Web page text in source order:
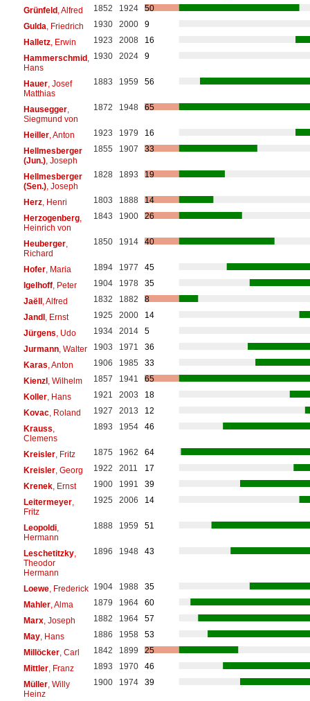
Grünfeld, Alfred 1852 1924
50
Gulda , Friedrich 1930 2000
9
Halletz, Erwin 1923 2008
16
Hammerschmid,
Hans
1930 2024 9
Hauer, Josef
Matthias
1883 1959 56
Hausegger,
Siegmund von
1872 1948 65
Heiller, Anton 1923 1979
16
Hellmesberger
(Jun.), Joseph
1855 1907 33
Hellmesberger
(Sen.), Joseph
1828 1893 19
Herz, Henri 1803 1888
14
Herzogenberg,
Heinrich von
1843 1900 26
Heuberger,
Richard
1850 1914 40
Hofer, Maria 1894 1977
45
Igelhoff, Peter 1904 1978
35
Jaëll, Alfred 1832 1882
8
Jandl, Ernst 1925 2000
14
Jürgens , Udo 1934 2014
5
Jurmann, Walter 1903 1971
36
Karas , Anton 1906 1985
33
Kienzl, Wilhelm 1857 1941
65
Koller, Hans 1921 2003
18
Kovac, Roland 1927 2013
12
Krauss
Clemens
1893 1954 46
Kreisler, Fritz 1875 1962
64
Kreisler, Georg 1922 2011
17
Krenek, Ernst 1900 1991
39
Leitermeyer,
Fritz
1925 2006 14
Leopoldi,
Hermann
1888 1959 51
Leschetitzky,
Theodor
Hermann
1896 1948 43
Loewe, Frederick 1904 1988
35
Mahler, Alma 1879 1964
60
Marx, Joseph 1882 1964
57
May, Hans 1886 1958
53
Millöcker, Carl 1842 1899
25
Mittler, Franz 1893 1970
46
Müller, Willy
Heinz
1900 1974 39